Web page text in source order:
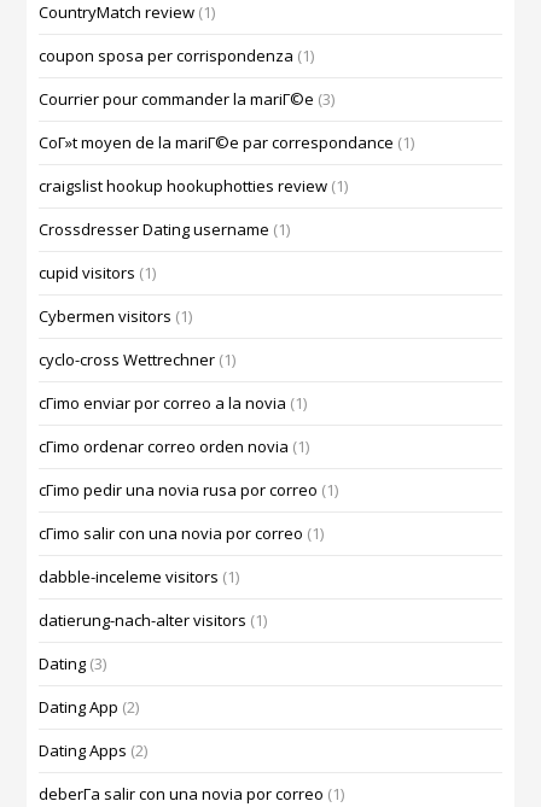
CountryMatch review (1)
coupon sposa per corrispondenza (1)
Courrier pour commander la mariГ©e (3)
CoГ»t moyen de la mariГ©e par correspondance (1)
craigslist hookup hookuphotties review (1)
Crossdresser Dating username (1)
cupid visitors (1)
Cybermen visitors (1)
cyclo-cross Wettrechner (1)
cГіmo enviar por correo a la novia (1)
cГіmo ordenar correo orden novia (1)
cГіmo pedir una novia rusa por correo (1)
cГіmo salir con una novia por correo (1)
dabble-inceleme visitors (1)
datierung-nach-alter visitors (1)
Dating (3)
Dating App (2)
Dating Apps (2)
deberГ­a salir con una novia por correo (1)